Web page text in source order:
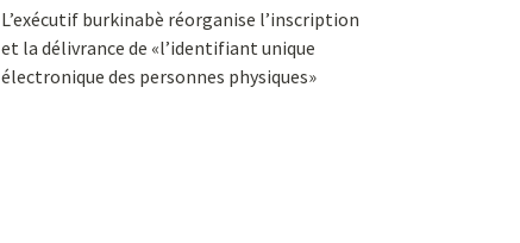
L’exécutif burkinabè réorganise l’inscription
et la délivrance de «l’identifiant unique
électronique des personnes physiques»